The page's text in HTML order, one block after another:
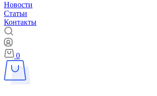
Новости
Статьи
Контакты
0